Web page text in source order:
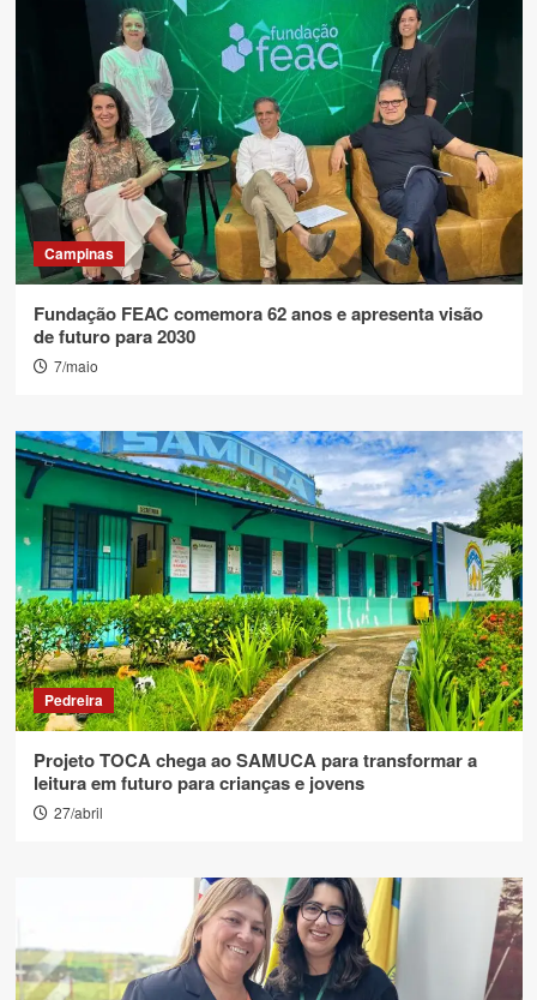
Campinas
Fundação FEAC comemora 62 anos e apresenta visão
de futuro para 2030
7/maio
Pedreira
Projeto TOCA chega ao SAMUCA para transformar a
leitura em futuro para crianças e jovens
27/abril